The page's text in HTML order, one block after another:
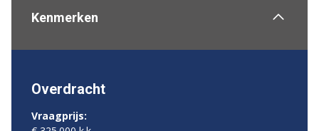
Kenmerken
Overdracht
Vraagprijs: